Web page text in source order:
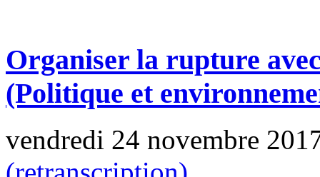
Organiser la rupture
(Politique et
vendredi 24 novembre